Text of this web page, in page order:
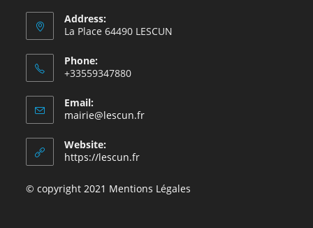
Address:
La Place 64490 LESCUN
Phone:
+33559347880
Email:
mairie@lescun.fr
Website:
https://lescun.fr
© copyright 2021 Mentions Légales